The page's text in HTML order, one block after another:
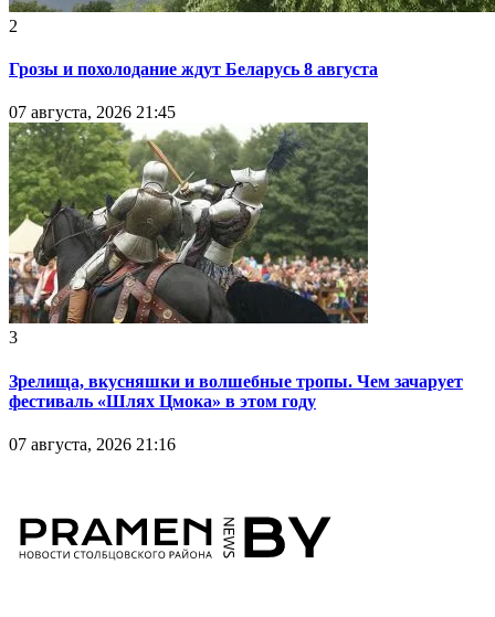
2
Грозы и похолодание ждут Беларусь 8 августа
07 августа, 2026 21:45
3
Зрелища, вкусняшки и волшебные тропы. Чем зачарует
фестиваль «Шлях Цмока» в этом году
07 августа, 2026 21:16